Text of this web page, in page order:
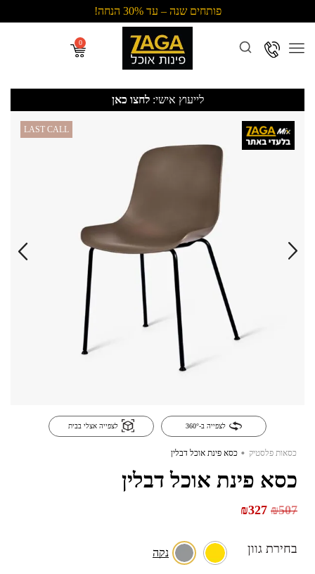
פותחים שנה – עד 30% הנחה!
Menu
כסאות פלסטיק . כסא פינת אוכל דבלין
כסא פינת אוכל דבלין
₪507
₪327
בחירת גוון נקה
לייעוץ אישי:לחצו כאן
LAST CALL
לצפייה ב-360° לצפייה אצלי בבית